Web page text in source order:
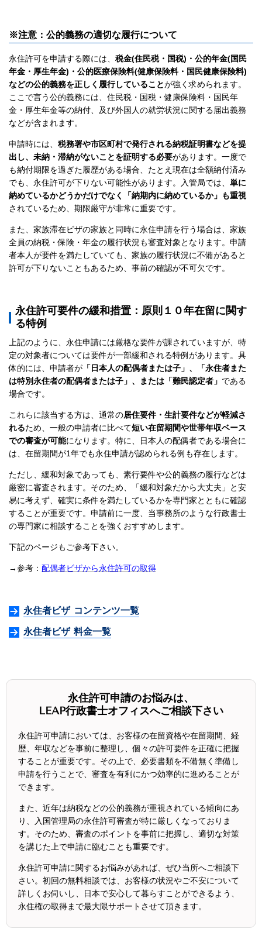
※注意：公的義務の適切な履行について
永住許可を申請する際には、 税金(住民税・国税)・公的年金(国民
年金・厚生年金)・公的医療保険料(健康保険料・国民健康保険料)
などの公的義務を正しく履行していることが強く求められます。
ここで言う公的義務には、住民税・国税・健康保険料・国民年
金・厚生年金等の納付、及び外国人の就労状況に関する届出義務
などが含まれます。
申請時には、 税務署や市区町村で発行される納税証明書などを提
出し、未納・滞納がないことを証明する必要があります。一度で
も納付期限を過ぎた履歴がある場合、たとえ現在は全額納付済み
でも、永住許可が下りない可能性があります。入管局では、 単に
納めているかどうかだけでなく「納期内に納めているか」も重視
されているため、期限厳守が非常に重要です。
また、家族滞在ビザの家族と同時に永住申請を行う場合は、家族
全員の納税・保険・年金の履行状況も審査対象となります。申請
者本人が要件を満たしていても、家族の履行状況に不備があると
許可が下りないこともあるため、事前の確認が不可欠です。
永住許可要件の緩和措置：原則１０年在留に関す
る特例
上記のように、永住申請には厳格な要件が課されていますが、特
定の対象者については要件が一部緩和される特例があります。具
体的には、申請者が 「日本人の配偶者または子」、「永住者また
は特別永住者の配偶者または子」、または「難民認定者」 である
場合です。
これらに該当する方は、通常の居住要件・生計要件などが軽減さ
れるため、一般の申請者に比べて短い在留期間や世帯年収ベース
での審査が可能になります。特に、日本人の配偶者である場合に
は、在留期間が1年でも永住申請が認められる例も存在します。
ただし、緩和対象であっても、素行要件や公的義務の履行などは
厳密に審査されます。そのため、「緩和対象だから大丈夫」と安
易に考えず、確実に条件を満たしているかを専門家とともに確認
することが重要です。申請前に一度、当事務所のような行政書士
の専門家に相談することを強くおすすめします。
下記のページもご参考下さい。
→参考： 配偶者ビザから永住許可の取得
永住者ビザ コンテンツ一覧
永住者ビザ 料金一覧
永住許可申請のお悩みは、
LEAP行政書士オフィスへご相談下さい
永住許可申請においては、お客様の在留資格や在留期間、経
歴、年収などを事前に整理し、個々の許可要件を正確に把握
することが重要です。その上で、必要書類を不備無く準備し
申請を行うことで、審査を有利にかつ効率的に進めることが
できます。
また、近年は納税などの公的義務が重視されている傾向にあ
り、入国管理局の永住許可審査が特に厳しくなっておりま
す。そのため、審査のポイントを事前に把握し、適切な対策
を講じた上で申請に臨むことも重要です。
永住許可申請に関するお悩みがあれば、ぜひ当所へご相談下
さい。初回の無料相談では、お客様の状況やご不安について
詳しくお伺いし、日本で安心して暮らすことができるよう、
永住権の取得まで最大限サポートさせて頂きます。